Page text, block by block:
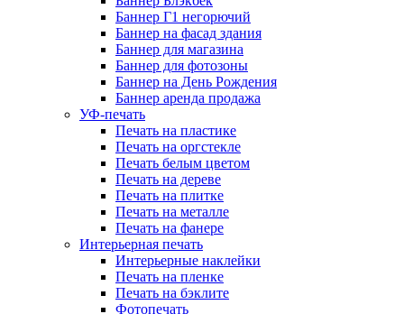
Баннер Г1 негорючий
Баннер на фасад здания
Баннер для магазина
Баннер для фотозоны
Баннер на День Рождения
Баннер аренда продажа
УФ-печать
Печать на пластике
Печать на оргстекле
Печать белым цветом
Печать на дереве
Печать на плитке
Печать на металле
Печать на фанере
Интерьерная печать
Интерьерные наклейки
Печать на пленке
Печать на бэклите
Фотопечать